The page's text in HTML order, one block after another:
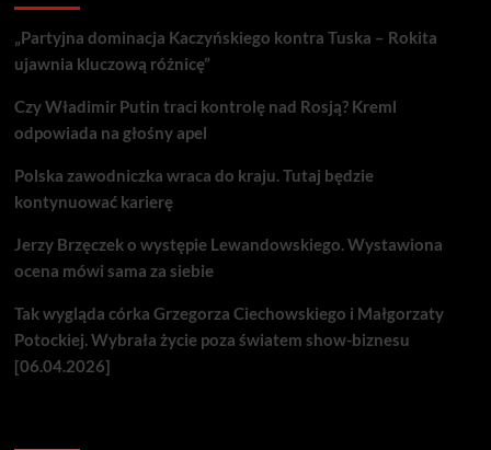
„Partyjna dominacja Kaczyńskiego kontra Tuska – Rokita
ujawnia kluczową różnicę”
Czy Władimir Putin traci kontrolę nad Rosją? Kreml
odpowiada na głośny apel
Polska zawodniczka wraca do kraju. Tutaj będzie
kontynuować karierę
Jerzy Brzęczek o występie Lewandowskiego. Wystawiona
ocena mówi sama za siebie
Tak wygląda córka Grzegorza Ciechowskiego i Małgorzaty
Potockiej. Wybrała życie poza światem show-biznesu
[06.04.2026]